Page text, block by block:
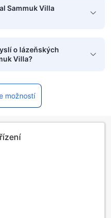
Sammuk Villa
o lázeňských
Villa?
možností